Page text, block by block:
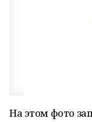
На этом фото